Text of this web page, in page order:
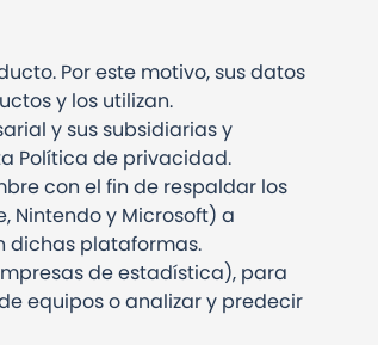
Por este motivo, sus datos
y los utilizan.
y sus subsidiarias y
Política de privacidad.
con el fin de respaldar los
Nintendo y Microsoft) a
dichas plataformas.
de estadística), para
equipos o analizar y predecir